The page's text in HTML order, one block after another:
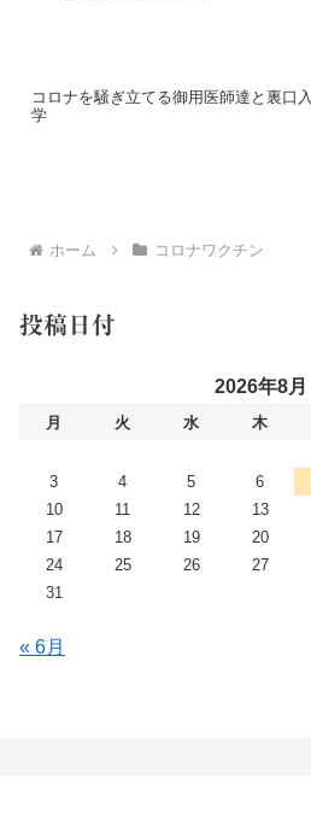
コロナを騒ぎ立てる御用医師達と裏口入
学
ホーム コロナワクチン
投稿日付
2026年8月
月 火 水 木
3
4 5 6
10
11 12 13
17
18 19 20
24
25 26 27
31
« 6月